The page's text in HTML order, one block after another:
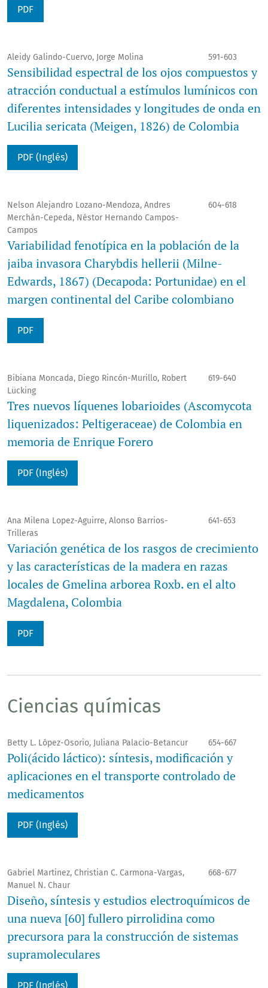
PDF
Aleidy Galindo-Cuervo, Jorge Molina 591-603
Sensibilidad espectral de los ojos compuestos y
atracción conductual a estímulos lumínicos con
diferentes intensidades y longitudes de onda en
Lucilia sericata (Meigen, 1826) de Colombia
PDF (Inglés)
Nelson Alejandro Lozano-Mendoza, Andres
Merchán-Cepeda, Néstor Hernando Campos-
Campos
604-618
Variabilidad fenotípica en la población de la
jaiba invasora Charybdis hellerii (Milne-
Edwards, 1867) (Decapoda: Portunidae) en el
margen continental del Caribe colombiano
PDF
Bibiana Moncada, Diego Rincón-Murillo, Robert
Lücking
619-640
Tres nuevos líquenes lobarioides (Ascomycota
liquenizados: Peltigeraceae) de Colombia en
memoria de Enrique Forero
PDF (Inglés)
Ana Milena Lopez-Aguirre, Alonso Barrios-
Trilleras
641-653
Variación genética de los rasgos de crecimiento
y las características de la madera en razas
locales de Gmelina arborea Roxb. en el alto
Magdalena, Colombia
PDF
Ciencias químicas
Betty L. López-Osorio, Juliana Palacio-Betancur 654-667
Poli(ácido láctico): síntesis, modificación y
aplicaciones en el transporte controlado de
medicamentos
PDF (Inglés)
Gabriel Martinez, Christian C. Carmona-Vargas,
Manuel N. Chaur
668-677
Diseño, síntesis y estudios electroquímicos de
una nueva [60] fullero pirrolidina como
precursora para la construcción de sistemas
supramoleculares
PDF (Inglés)